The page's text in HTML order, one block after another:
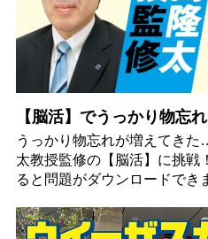
【脳活】でうっかり物忘
うっかり物忘れが増えてき
太教授監修の【脳活】に挑
ると問題がダウンロードでき